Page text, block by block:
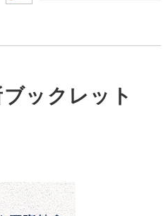
ックレット